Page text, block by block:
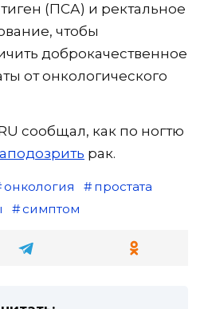
(ПСА) и ректальное
чтобы
доброкачественное
от онкологического
сообщал, как по ногтю
рак.
онкология
простата
симптом